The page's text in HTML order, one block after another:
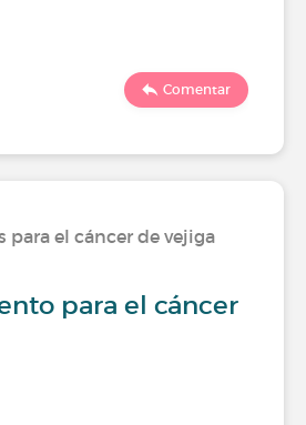
Comentar
para el cáncer de vejiga
para el cáncer